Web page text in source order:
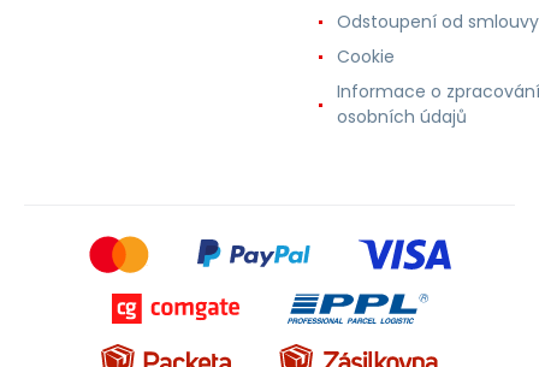
Odstoupení od smlouvy
Cookie
Informace o zpracování
osobních údajů